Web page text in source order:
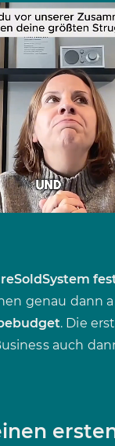
genau dann
. Die
auch